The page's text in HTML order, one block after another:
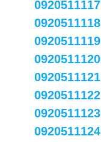
0920511117
0920511118
0920511119
0920511120
0920511121
0920511122
0920511123
0920511124